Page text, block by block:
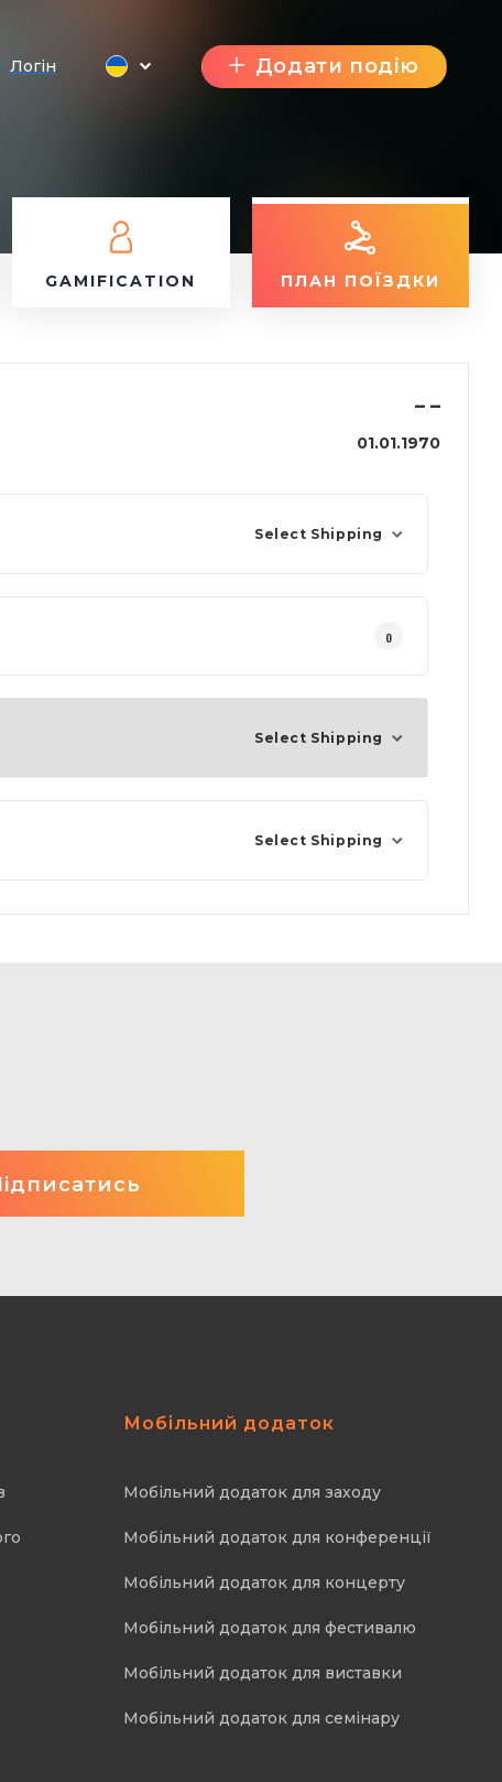
Логін Додати подію
GAMIFICATION ПЛАН ПОЇЗДКИ
– –
01.01.1970
Select Shipping
0
Select Shipping
Select Shipping
Мобільний додаток
Мобільний додаток для заходу
Мобільний додаток для конференції
Мобільний додаток для концерту
Мобільний додаток для фестивалю
Мобільний додаток для виставки
Мобільний додаток для семінару